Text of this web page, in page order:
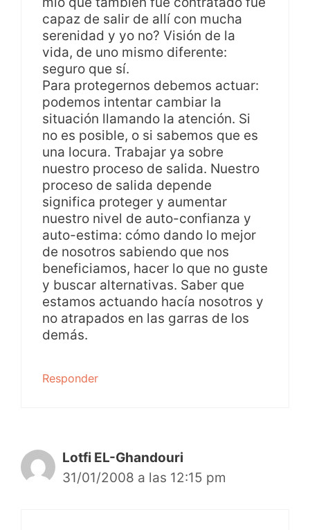
capaz de salir de allí con mucha
serenidad y yo no? Visión de la
vida, de uno mismo diferente:
seguro que sí.
Para protegernos debemos actuar:
podemos intentar cambiar la
situación llamando la atención. Si
no es posible, o si sabemos que es
una locura. Trabajar ya sobre
nuestro proceso de salida. Nuestro
proceso de salida depende
significa proteger y aumentar
nuestro nivel de auto-confianza y
auto-estima: cómo dando lo mejor
de nosotros sabiendo que nos
beneficiamos, hacer lo que no guste
y buscar alternativas. Saber que
estamos actuando hacía nosotros y
no atrapados en las garras de los
demás.
Responder
Lotfi EL-Ghandouri
31/01/2008 a las 12:15 pm